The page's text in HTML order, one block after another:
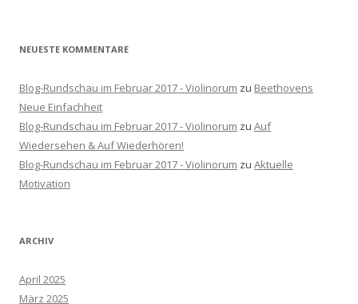
NEUESTE KOMMENTARE
Blog-Rundschau im Februar 2017 - Violinorum zu Beethovens
Neue Einfachheit
Blog-Rundschau im Februar 2017 - Violinorum zu Auf
Wiedersehen & Auf Wiederhören!
Blog-Rundschau im Februar 2017 - Violinorum zu Aktuelle
Motivation
ARCHIV
April 2025
März 2025